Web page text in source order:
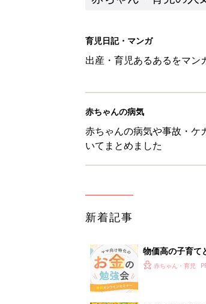
物価高の子育
赤ちゃん・育児
8月5日生まれ
赤ちゃん・育児
しまむら「即買